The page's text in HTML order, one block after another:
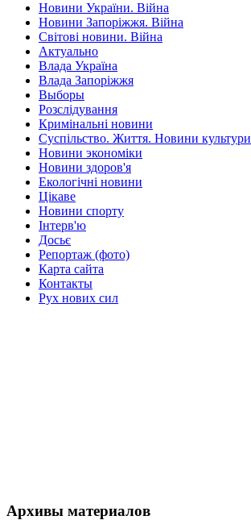
Новини України. Війна
Новини Запоріжжя. Війна
Світові новини. Війна
Актуально
Влада Україна
Влада Запоріжжя
Выборы
Розслідування
Кримінальні новини
Суспільство. Життя. Новини культури
Новини экономіки
Новини здоров'я
Екологічні новини
Цікаве
Новини спорту
Інтерв'ю
Досьє
Репортаж (фото)
Карта сайта
Контакты
Рух нових сил
Архивы материалов